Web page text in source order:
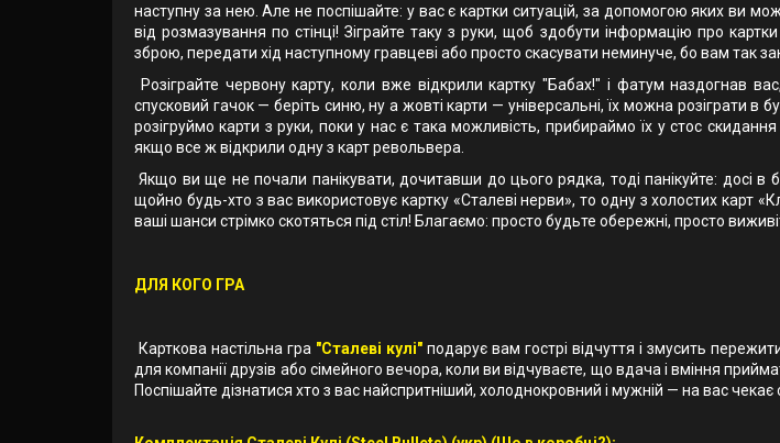
наступну за нею. Але не поспішайте: у вас є картки ситуацій, за допомогою яких ви
від розмазування по стінці! Зіграйте таку з руки, щоб здобути інформацію про
зброю, передати хід наступному гравцеві або просто скасувати неминуче, бо вам так
Розіграйте червону карту, коли вже відкрили картку "Бабах!" і фатум наздогнав
спусковий гачок — беріть синю, ну а жовті карти — універсальні, їх можна розіграти в
розігруймо карти з руки, поки у нас є така можливість, прибираймо їх у стос
якщо все ж відкрили одну з карт револьвера.
Якщо ви ще не почали панікувати, дочитавши до цього рядка, тоді панікуйте: досі в
щойно будь-хто з вас використовує картку «Сталеві нерви», то одну з холостих карт
ваші шанси стрімко скотяться під стіл! Благаємо: просто будьте обережні, просто
ДЛЯ КОГО ГРА
Карткова настільна гра "Сталеві кулі" подарує вам гострі відчуття і змусить
для компанії друзів або сімейного вечора, коли ви відчуваєте, що вдача і вміння
Поспішайте дізнатися хто з вас найспритніший, холоднокровний і мужній — на вас